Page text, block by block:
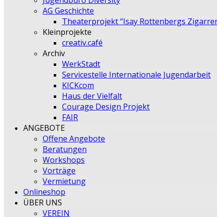
AG Geschichte
Theaterprojekt “Isay Rottenbergs
Kleinprojekte
creativ.café
Archiv
WerkStadt
Servicestelle Internationale Jugendarbeit
KICKcom
Haus der Vielfalt
Courage Design Projekt
FAIR
ANGEBOTE
Offene Angebote
Beratungen
Workshops
Vorträge
Vermietung
Onlineshop
ÜBER UNS
VEREIN